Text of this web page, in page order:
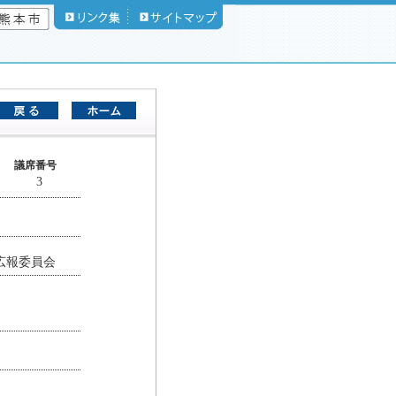
議席番号
3
報委員会